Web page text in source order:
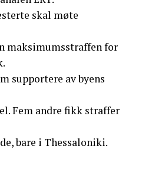
skal møte
maksimumsstraffen for
supportere av byens
Fem andre fikk straffer
bare i Thessaloniki.